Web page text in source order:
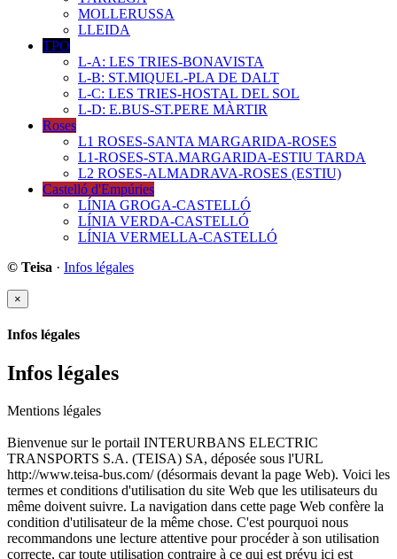
MOLLERUSSA
LLEIDA
TPO
L-A: LES TRIES-BONAVISTA
L-B: ST.MIQUEL-PLA DE DALT
L-C: LES TRIES-HOSTAL DEL SOL
L-D: E.BUS-ST.PERE MÀRTIR
Roses
L1 ROSES-SANTA MARGARIDA-ROSES
L1-ROSES-STA.MARGARIDA-ESTIU TARDA
L2 ROSES-ALMADRAVA-ROSES (ESTIU)
Castelló d'Empúries
LÍNIA GROGA-CASTELLÓ
LÍNIA VERDA-CASTELLÓ
LÍNIA VERMELLA-CASTELLÓ
© Teisa · Infos légales
×
Infos légales
Infos légales
Mentions légales
Bienvenue sur le portail INTERURBANS ELECTRIC
TRANSPORTS S.A. (TEISA) SA, déposée sous l'URL
http://www.teisa-bus.com/ (désormais devant la page Web). Voici les
termes et conditions d'utilisation du site Web que les utilisateurs du
même doivent suivre. La navigation dans cette page Web confère la
condition d'utilisateur de la même chose. C'est pourquoi nous
recommandons une lecture attentive pour procéder à son utilisation
correcte, car toute utilisation contraire à ce qui est prévu ici est